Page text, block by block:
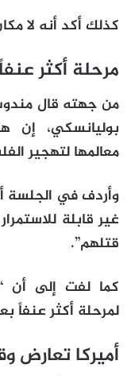
كذلك أكد أنه لا
مرحلة أكثر
من جهته قال
بوليانسكي، إن
معالمها لتهجير
وأردف في الجلسة
غير قابلة
قتلهم”.
كما لفت إلى أن
لمرحلة أكثر عنفاً
أميركا تعارض